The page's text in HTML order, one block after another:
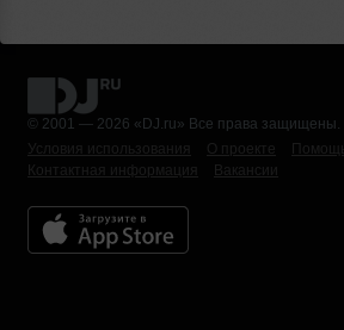
© 2001 — 2026 «DJ.ru» Все права защищены.
Условия использования
О проекте Помощь
Контактная информация
Вакансии